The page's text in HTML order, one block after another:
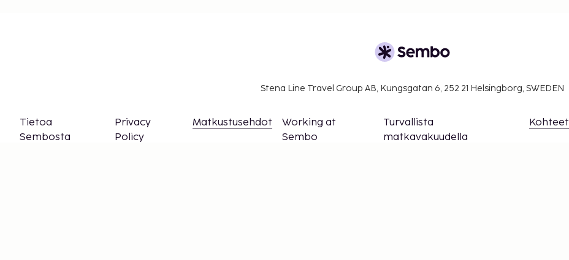
Stena Line Travel Group AB, Kungsgatan 6, 252 21 Helsingborg, SWEDEN
Tietoa
Sembosta
Privacy
Policy
Matkustusehdot
Working at
Sembo
Turvallista
matkavakuudella
Kohteet